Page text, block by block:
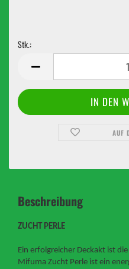
Stk.:
AUF
Beschreibung
ZUCHT PERLE
Ein erfolgreicher Deckakt ist
Mifuma Zucht Perle ist ein